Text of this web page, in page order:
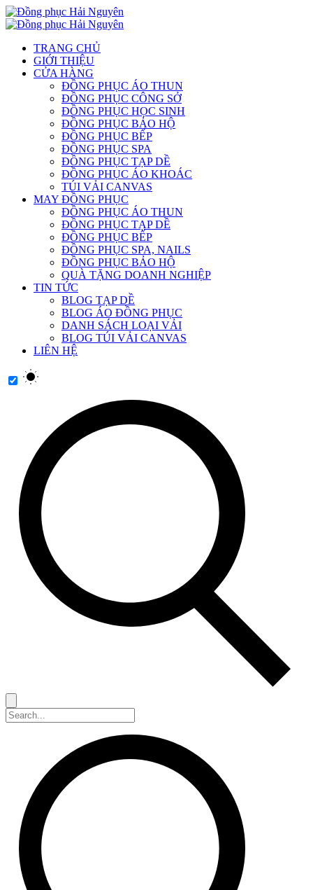
TRANG CHỦ
GIỚI THIỆU
CỬA HÀNG
ĐỒNG PHỤC ÁO THUN
ĐỒNG PHỤC CÔNG SỞ
ĐỒNG PHỤC HỌC SINH
ĐỒNG PHỤC BẢO HỘ
ĐỒNG PHỤC BẾP
ĐỒNG PHỤC SPA
ĐỒNG PHỤC TẠP DỀ
ĐỒNG PHỤC ÁO KHOÁC
TÚI VẢI CANVAS
MAY ĐỒNG PHỤC
ĐỒNG PHỤC ÁO THUN
ĐỒNG PHỤC TẠP DỀ
ĐỒNG PHỤC BẾP
ĐỒNG PHỤC SPA, NAILS
ĐỒNG PHỤC BẢO HỘ
QUÀ TẶNG DOANH NGHIỆP
TIN TỨC
BLOG TẠP DỀ
BLOG ÁO ĐỒNG PHỤC
DANH SÁCH LOẠI VẢI
BLOG TÚI VẢI CANVAS
LIÊN HỆ